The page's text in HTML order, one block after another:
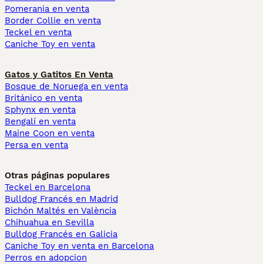
Pomerania en venta
Border Collie en venta
Teckel en venta
Caniche Toy en venta
Gatos y Gatitos En Venta
Bosque de Noruega en venta
Británico en venta
Sphynx en venta
Bengalí en venta
Maine Coon en venta
Persa en venta
Otras páginas populares
Teckel en Barcelona
Bulldog Francés en Madrid
Bichón Maltés en València
Chihuahua en Sevilla
Bulldog Francés en Galicia
Caniche Toy en venta en Barcelona
Perros en adopcion